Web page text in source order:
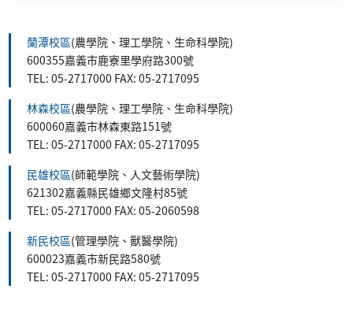
蘭潭校區(農學院、理工學院、生命科學院)
600355嘉義市鹿寮里學府路300號
TEL: 05-2717000 FAX: 05-2717095
林森校區(農學院、理工學院、生命科學院)
600060嘉義市林森東路151號
TEL: 05-2717000 FAX: 05-2717095
民雄校區(師範學院、人文藝術學院)
621302嘉義縣民雄鄉文隆村85號
TEL: 05-2717000 FAX: 05-2060598
新民校區(管理學院、獸醫學院)
600023嘉義市新民路580號
TEL: 05-2717000 FAX: 05-2717095